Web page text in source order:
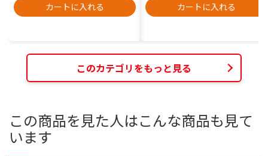
カートに入れる カートに入れる
このカテゴリをもっと見る
この商品を見た人はこんな商品も見て
います